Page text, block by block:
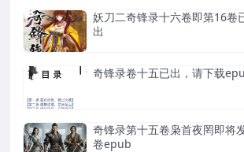
妖刀二奇锋录十六卷即第16卷
出
奇锋录卷十五已出，请下载
奇锋录第十五卷枭首夜罔即将
卷epub